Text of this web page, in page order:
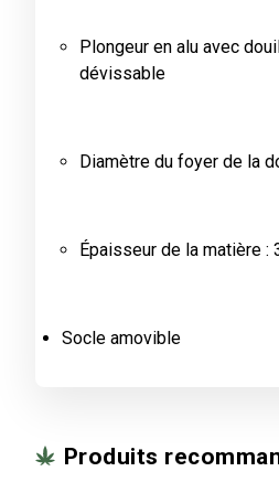
Plongeur en alu avec
dévissable
Diamètre du foyer de la
Épaisseur de la matière :
Socle amovible
Produits